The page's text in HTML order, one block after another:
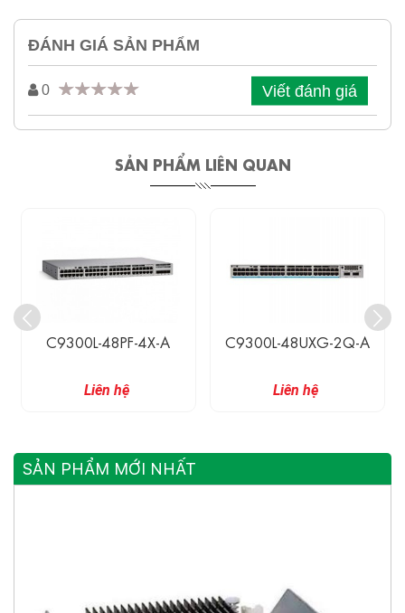
ĐÁNH GIÁ SẢN PHẨM
0 Viết đánh giá
SẢN PHẨM LIÊN QUAN
C9300L-48PF-4X-A
Liên hệ
C9300L-48UXG-2Q-A
Liên hệ
SẢN PHẨM MỚI NHẤT